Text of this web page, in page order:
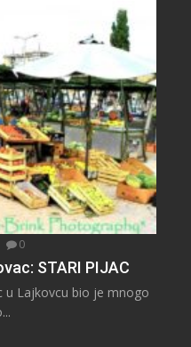
0
STARI PIJAC
u Lajkovcu bio je mnogo